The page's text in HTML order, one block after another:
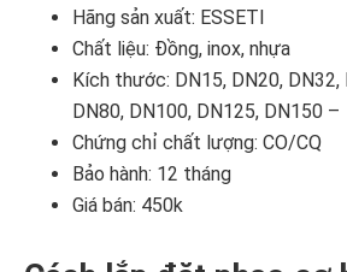
Hãng sản xuất: ESSETI
Chất liệu: Đồng, inox, nhựa
Kích thước: DN15, DN20, DN32,
DN80, DN100, DN125, DN150 –
Chứng chỉ chất lượng: CO/CQ
Bảo hành: 12 tháng
Giá bán: 450k